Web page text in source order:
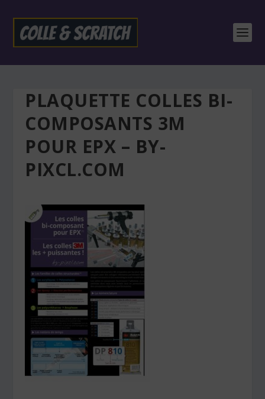
PLAQUETTE COLLES BI-
COMPOSANTS 3M
POUR EPX – BY-
PIXCL.COM